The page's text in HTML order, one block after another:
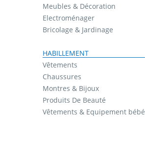
Meubles & Décoration
Electroménager
Bricolage & Jardinage
HABILLEMENT
Vêtements
Chaussures
Montres & Bijoux
Produits De Beauté
Vêtements & Equipement bébé